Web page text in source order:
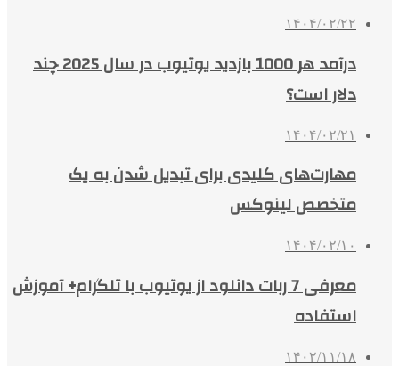
۱۴۰۴/۰۲/۲۲
درآمد هر 1000 بازدید یوتیوب در سال 2025 چند
دلار است؟
۱۴۰۴/۰۲/۲۱
مهارت‌های کلیدی برای تبدیل شدن به یک
متخصص لینوکس
۱۴۰۴/۰۲/۱۰
معرفی 7 ربات دانلود از یوتیوب با تلگرام+ آموزش
استفاده
۱۴۰۲/۱۱/۱۸